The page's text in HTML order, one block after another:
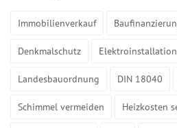
Immobilienverkauf
Denkmalschutz Elektroinstallation
Landesbauordnung DIN 18040
Schimmel vermeiden Heizkosten